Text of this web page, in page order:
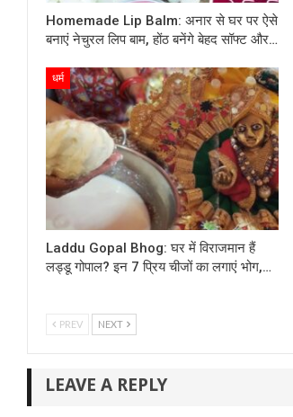
Homemade Lip Balm: अनार से घर पर ऐसे
बनाएं नेचुरल लिप बाम, होंठ बनेंगे बेहद सॉफ्ट और…
धर्म
Laddu Gopal Bhog: घर में विराजमान हैं
लड्डू गोपाल? इन 7 प्रिय चीजों का लगाएं भोग,…
PREV NEXT
LEAVE A REPLY